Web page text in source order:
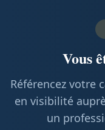
Vous
Référencez votre
en visibilité
un